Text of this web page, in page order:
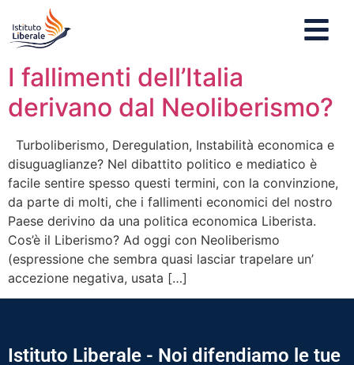
I fallimenti dell’Italia
derivano dal Neoliberismo?
Turboliberismo, Deregulation, Instabilità economica e
disuguaglianze? Nel dibattito politico e mediatico è
facile sentire spesso questi termini, con la convinzione,
da parte di molti, che i fallimenti economici del nostro
Paese derivino da una politica economica Liberista.
Cos’è il Liberismo? Ad oggi con Neoliberismo
(espressione che sembra quasi lasciar trapelare un’
accezione negativa, usata […]
Istituto Liberale - Noi difendiamo le tue